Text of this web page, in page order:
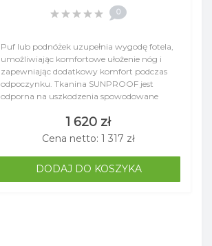
0
Puf lub podnóżek uzupełnia wygodę fotela,
umożliwiając komfortowe ułożenie nóg i
zapewniając dodatkowy komfort podczas
odpoczynku. Tkanina SUNPROOF jest
odporna na uszkodzenia spowodowane
SUNPROOF wykorzystuj..
1 620 zł
Cena netto: 1 317 zł
DODAJ DO KOSZYKA